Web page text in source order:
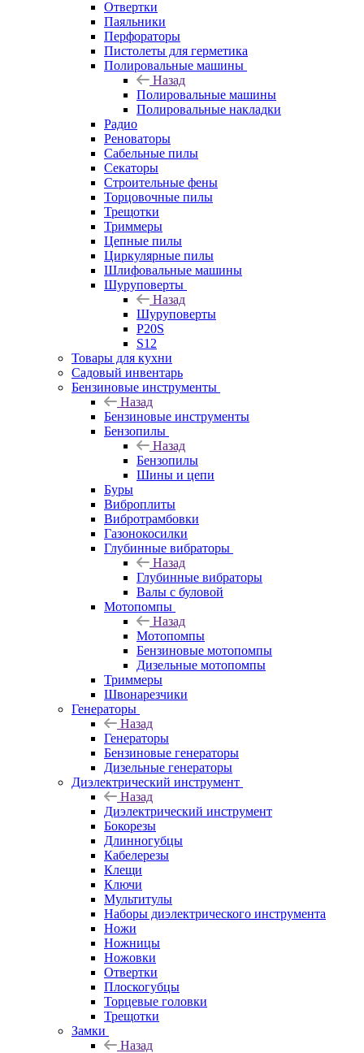
Отвертки
Паяльники
Перфораторы
Пистолеты для герметика
Полировальные машины
Назад
Полировальные машины
Полировальные накладки
Радио
Реноваторы
Сабельные пилы
Секаторы
Строительные фены
Торцовочные пилы
Трещотки
Триммеры
Цепные пилы
Циркулярные пилы
Шлифовальные машины
Шуруповерты
Назад
Шуруповерты
P20S
S12
Товары для кухни
Садовый инвентарь
Бензиновые инструменты
Назад
Бензиновые инструменты
Бензопилы
Назад
Бензопилы
Шины и цепи
Буры
Виброплиты
Вибротрамбовки
Газонокосилки
Глубинные вибраторы
Назад
Глубинные вибраторы
Валы с буловой
Мотопомпы
Назад
Мотопомпы
Бензиновые мотопомпы
Дизельные мотопомпы
Триммеры
Швонарезчики
Генераторы
Назад
Генераторы
Бензиновые генераторы
Дизельные генераторы
Диэлектрический инструмент
Назад
Диэлектрический инструмент
Бокорезы
Длинногубцы
Кабелерезы
Клещи
Ключи
Мультитулы
Наборы диэлектрического инструмента
Ножи
Ножницы
Ножовки
Отвертки
Плоскогубцы
Торцевые головки
Трещотки
Замки
Назад